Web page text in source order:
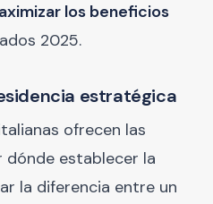
los beneficios
2025.
estratégica
ofrecen las
dónde establecer la
la diferencia entre un